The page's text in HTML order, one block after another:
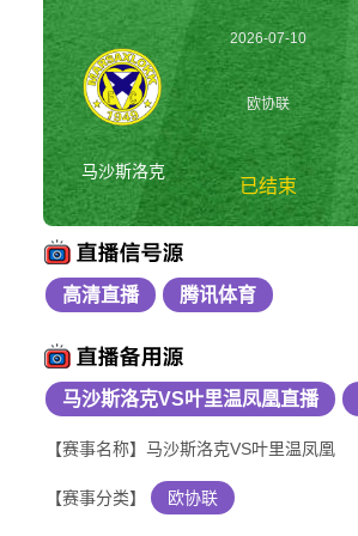
马沙斯洛克
2026-07-10
01:00:00
欧协联
已结束
高清直播 腾讯体育
马沙斯洛克VS叶里温凤凰直播
【赛事名称】马沙斯洛克VS叶里温凤凰
【赛事分类】 欧协联